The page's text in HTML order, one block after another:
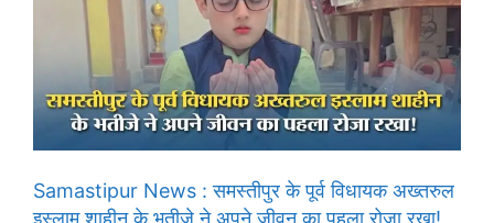
Samastipur News : समस्तीपुर के पूर्व विधायक अख्तरुल
इस्लाम शाहीन के भतीजे ने अपने जीवन का पहला रोजा रखा!